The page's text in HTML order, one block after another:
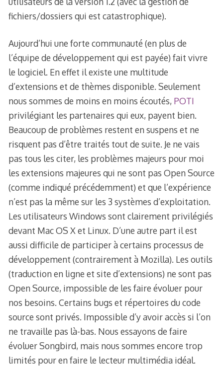
fichiers/dossiers qui est catastrophique).
Aujourd’hui une forte communauté (en plus de
l’équipe de développement qui est payée) fait vivre
le logiciel. En effet il existe une multitude
d’extensions et de thèmes disponible. Seulement
nous sommes de moins en moins écoutés, POTI
privilégiant les partenaires qui eux, payent bien.
Beaucoup de problèmes restent en suspens et ne
risquent pas d’être traités tout de suite. Je ne vais
pas tous les citer, les problèmes majeurs pour moi
les extensions majeures qui ne sont pas Open Source
(comme indiqué précédemment) et que l’expérience
n’est pas la même sur les 3 systèmes d’exploitation.
Les utilisateurs Windows sont clairement privilégiés
devant Mac OS X et Linux. D’une autre part il est
aussi difficile de participer à certains processus de
développement (contrairement à Mozilla). Les outils
(traduction en ligne et site d’extensions) ne sont pas
Open Source, impossible de les faire évoluer pour
nos besoins. Certains bugs et répertoires du code
source sont privés. Impossible d’y avoir accès si l’on
ne travaille pas là-bas. Nous essayons de faire
évoluer Songbird, mais nous sommes encore trop
limités pour en faire le lecteur multimédia idéal.